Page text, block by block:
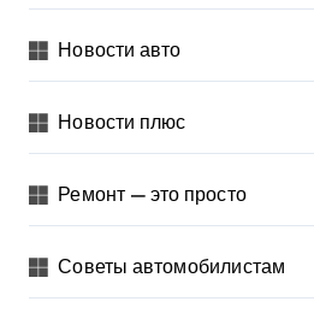
Новости авто
Новости плюс
Ремонт — это просто
Советы автомобилистам